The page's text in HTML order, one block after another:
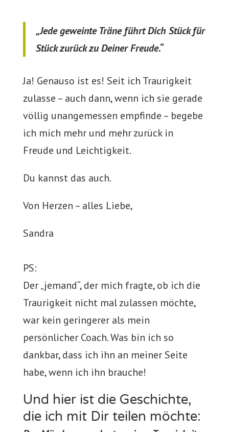
„Jede geweinte Träne führt Dich Stück für
Stück zurück zu Deiner Freude.“
Ja! Genauso ist es! Seit ich Traurigkeit
zulasse – auch dann, wenn ich sie gerade
völlig unangemessen empfinde – begebe
ich mich mehr und mehr zurück in
Freude und Leichtigkeit.
Du kannst das auch.
Von Herzen – alles Liebe,
Sandra
PS:
Der „jemand“, der mich fragte, ob ich die
Traurigkeit nicht mal zulassen möchte,
war kein geringerer als mein
persönlicher Coach. Was bin ich so
dankbar, dass ich ihn an meiner Seite
habe, wenn ich ihn brauche!
Und hier ist die Geschichte,
die ich mit Dir teilen möchte: